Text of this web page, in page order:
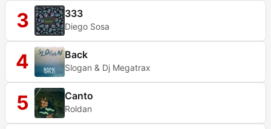
3 333
Diego Sosa
4 Back
Slogan & Dj Megatrax
5 Canto
Roldan